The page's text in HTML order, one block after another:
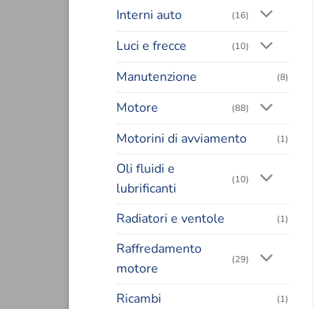
Interni auto (16)
Luci e frecce (10)
Manutenzione (8)
Motore (88)
Motorini di avviamento (1)
Oli fluidi e
lubrificanti
(10)
Radiatori e ventole (1)
Raffredamento
motore
(29)
Ricambi (1)
desideri
4430822 – ALBERO
5411565 –
originale
era: